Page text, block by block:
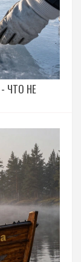
ЧТО НЕ